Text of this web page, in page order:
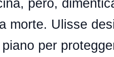
però,
morte. Ulisse
per